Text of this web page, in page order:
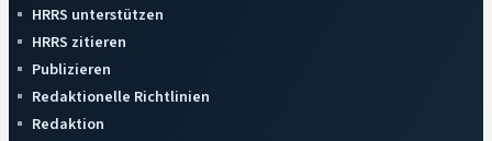
HRRS unterstützen
HRRS zitieren
Publizieren
Redaktionelle Richtlinien
Redaktion